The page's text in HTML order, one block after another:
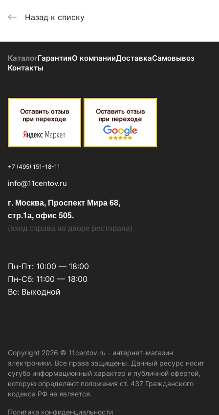
Назад к списку
КаталогГарантияО компанииДоставкаСамовывоз
Контакты
+7 (495) 151-18-11
info@11centov.ru
г. Москва, Проспект Мира 68,
стр.1а, офис 505.
(вход справа во дворе ресторана)
Пн-Пт: 10:00 — 18:00
Пн-Сб: 11:00 — 18:00
Вс: Выходной
Copyright 2026 © 11centov.ru - интернет-магазин
электроники. Все права защищены. Данный ресурс носит
сугубо информационный характер и публичной офертой,
которую определяют положения ст. 437 Гражданского
кодекса РФ не является.
Политика конфиденциальности